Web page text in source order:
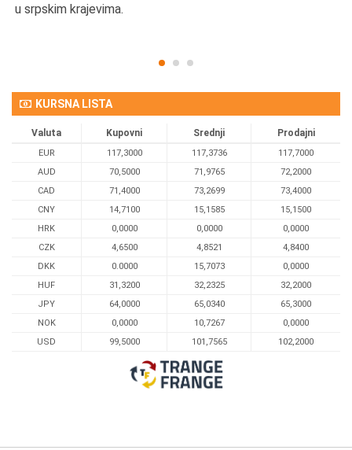
u srpskim krajevima.
KURSNA LISTA
Valuta Kupovni Srednji Prodajni
EUR 117,3000 117,3736
117,7000
AUD
70,5000 71,9765
72,2000
CAD
71,4000 73,2699
73,4000
CNY
14,7100 15,1585
15,1500
HRK
0,0000 0,0000
0,0000
CZK
4,6500 4,8521
4,8400
DKK
0.0000 15,7073
0,0000
HUF
31,3200 32,2325
32,2000
JPY
64,0000 65,0340
65,3000
NOK
0,0000 10,7267
0,0000
USD
99,5000 101,7565 102,2000